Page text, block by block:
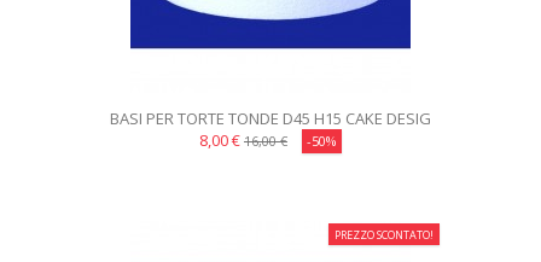
BASI PER TORTE TONDE D45 H15 CAKE DESIG
8,00 € 16,00 € -50%
PREZZO SCONTATO!